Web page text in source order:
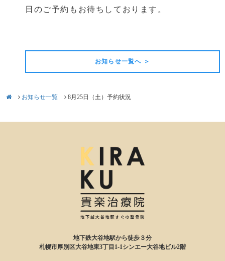
日のご予約もお待ちしております。
お知らせ一覧へ ＞
お知らせ一覧 8月25日（土）予約状況
地下鉄大谷地駅から徒歩３分
札幌市厚別区大谷地東3丁目1-1シンエー大谷地ビル2階